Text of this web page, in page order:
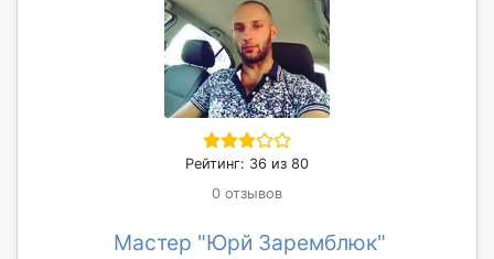
Рейтинг: 36 из 80
0 отзывов
Мастер "Юрй Заремблюк"